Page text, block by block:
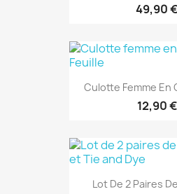
49,90 €
Culotte Femme En
12,90 €
Lot De 2 Paires